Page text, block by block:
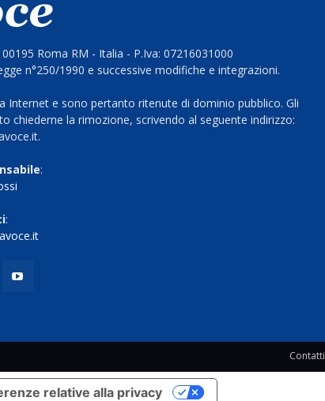
Roma RM - Italia - P.Iva: 07216031000
n°250/1990 e successive modifiche e integrazioni.
e sono pertanto ritenute di dominio pubblico. Gli
la rimozione, scrivendo al seguente indirizzo:
:
:
Contatti
relative alla privacy